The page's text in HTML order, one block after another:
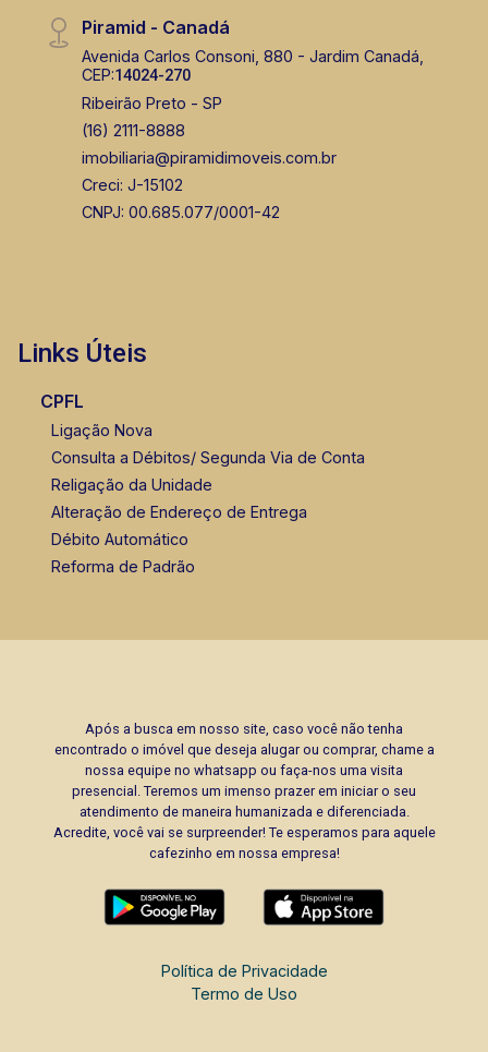
Piramid - Canadá
Avenida Carlos Consoni, 880 - Jardim Canadá,
CEP:14024-270
Ribeirão Preto - SP
(16) 2111-8888
imobiliaria@piramidimoveis.com.br
Creci: J-15102
CNPJ: 00.685.077/0001-42
Links Úteis
CPFL
Ligação Nova
Consulta a Débitos/ Segunda Via de Conta
Religação da Unidade
Alteração de Endereço de Entrega
Débito Automático
Reforma de Padrão
Após a busca em nosso site, caso você não tenha
encontrado o imóvel que deseja alugar ou comprar, chame a
nossa equipe no whatsapp ou faça-nos uma visita
presencial. Teremos um imenso prazer em iniciar o seu
atendimento de maneira humanizada e diferenciada.
Acredite, você vai se surpreender! Te esperamos para aquele
cafezinho em nossa empresa!
Política de Privacidade
Termo de Uso